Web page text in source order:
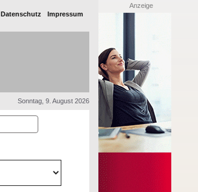
Datenschutz Impressum
Sonntag, 9. August 2026
Anzeige